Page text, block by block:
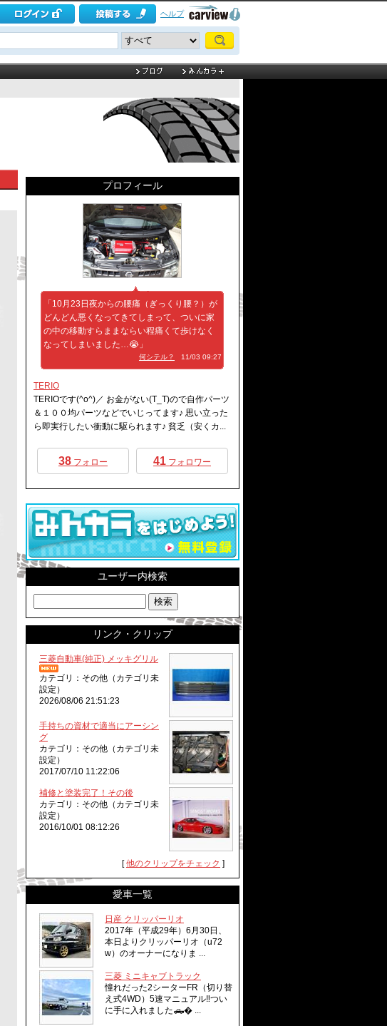
ヘルプ
プロフィール
「10月23日夜からの腰痛（ぎっくり腰？）が
どんどん悪くなってきてしまって、ついに家
の中の移動すらままならい程痛くて歩けなく
なってしまいました…😭」
何シテル？ 11/03 09:27
TERIO
TERIOです(^o^)／ お金がない(T_T)ので自作パーツ
＆１００均パーツなどでいじってます♪ 思い立った
ら即実行したい衝動に駆られます♪ 貧乏（安くカ...
38 フォロー 41 フォロワー
ユーザー内検索
リンク・クリップ
三菱自動車(純正) メッキグリル
カテゴリ：その他（カテゴリ未
設定）
2026/08/06 21:51:23
手持ちの資材で適当にアーシン
グ
カテゴリ：その他（カテゴリ未
設定）
2017/07/10 11:22:06
補修と塗装完了！その後
カテゴリ：その他（カテゴリ未
設定）
2016/10/01 08:12:26
[他のクリップをチェック ]
愛車一覧
日産 クリッパーリオ
2017年（平成29年）6月30日、
本日よりクリッパーリオ（u72
w）のオーナーになりま ...
三菱 ミニキャブトラック
憧れだった2シーターFR（切り替
え式4WD）5速マニュアル‼︎つい
に手に入れました🛻� ...